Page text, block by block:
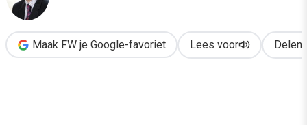
Maak FW je Google-favoriet Lees voor Delen